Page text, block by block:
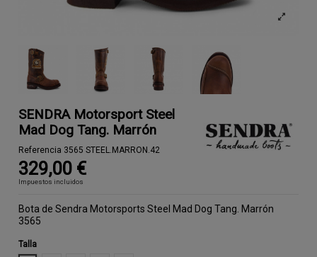
SENDRA Motorsport Steel
Mad Dog Tang. Marrón
Referencia 3565 STEEL.MARRON.42
329,00 €
Impuestos incluidos
Bota de Sendra Motorsports Steel Mad Dog Tang. Marrón
3565
Talla